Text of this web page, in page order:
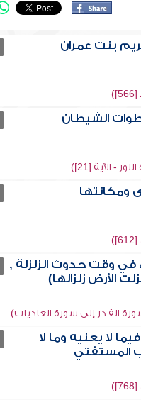
بنت عمران
الشيطان
- الآية [21])
ومكانتها
في وقت حدوث الزلزلة ,
الأرض زلزالها)
القدر إلى سورة العاديات)
لا يعنيه وما لا
المستفتي